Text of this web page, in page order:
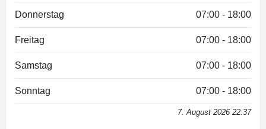
Donnerstag 07:00 - 18:00
Freitag 07:00 - 18:00
Samstag 07:00 - 18:00
Sonntag 07:00 - 18:00
7. August 2026 22:37